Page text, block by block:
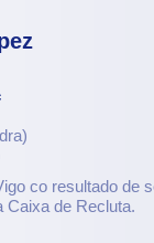
co resultado de
Caixa de Recluta.